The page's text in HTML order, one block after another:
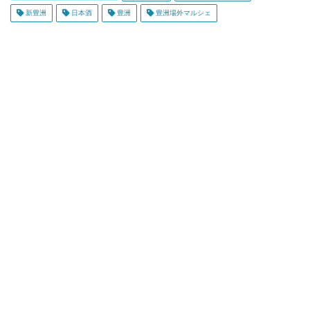
新豊洲 日本酒 豊洲 豊洲場外マルシェ